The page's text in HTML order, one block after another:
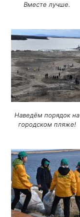
Вместе лучше.
Наведём порядок на
городском пляже!